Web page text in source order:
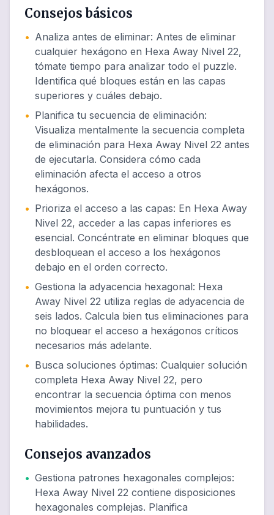
Consejos básicos
• Analiza antes de eliminar: Antes de eliminar
cualquier hexágono en Hexa Away Nivel 22,
tómate tiempo para analizar todo el puzzle.
Identifica qué bloques están en las capas
superiores y cuáles debajo.
• Planifica tu secuencia de eliminación:
Visualiza mentalmente la secuencia completa
de eliminación para Hexa Away Nivel 22 antes
de ejecutarla. Considera cómo cada
eliminación afecta el acceso a otros
hexágonos.
• Prioriza el acceso a las capas: En Hexa Away
Nivel 22, acceder a las capas inferiores es
esencial. Concéntrate en eliminar bloques que
desbloquean el acceso a los hexágonos
debajo en el orden correcto.
• Gestiona la adyacencia hexagonal: Hexa
Away Nivel 22 utiliza reglas de adyacencia de
seis lados. Calcula bien tus eliminaciones para
no bloquear el acceso a hexágonos críticos
necesarios más adelante.
• Busca soluciones óptimas: Cualquier solución
completa Hexa Away Nivel 22, pero
encontrar la secuencia óptima con menos
movimientos mejora tu puntuación y tus
habilidades.
Consejos avanzados
• Gestiona patrones hexagonales complejos:
Hexa Away Nivel 22 contiene disposiciones
hexagonales complejas. Planifica